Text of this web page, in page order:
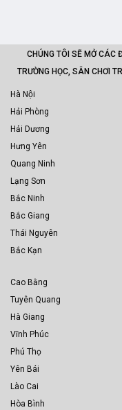
CHÚNG TÔI SẼ MỞ CÁC
TRƯỜNG HỌC, SÂN CHƠI
Hà Nội
Hải Phòng
Hải Dương
Hưng Yên
Quang Ninh
Lạng Sơn
Bắc Ninh
Bắc Giang
Thái Nguyên
Bắc Kạn
Cao Bằng
Tuyên Quang
Hà Giang
Vĩnh Phúc
Phú Thọ
Yên Bái
Lào Cai
Hòa Bình